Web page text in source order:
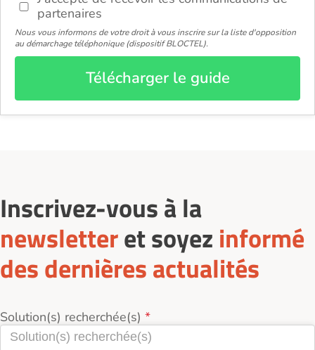
partenaires
Nous vous informons de votre droit à vous inscrire sur la liste d'opposition
au démarchage téléphonique (dispositif BLOCTEL).
Télécharger le guide
Inscrivez-vous à la
newsletteret soyez informé
des dernières actualités
Solution(s) recherchée(s)